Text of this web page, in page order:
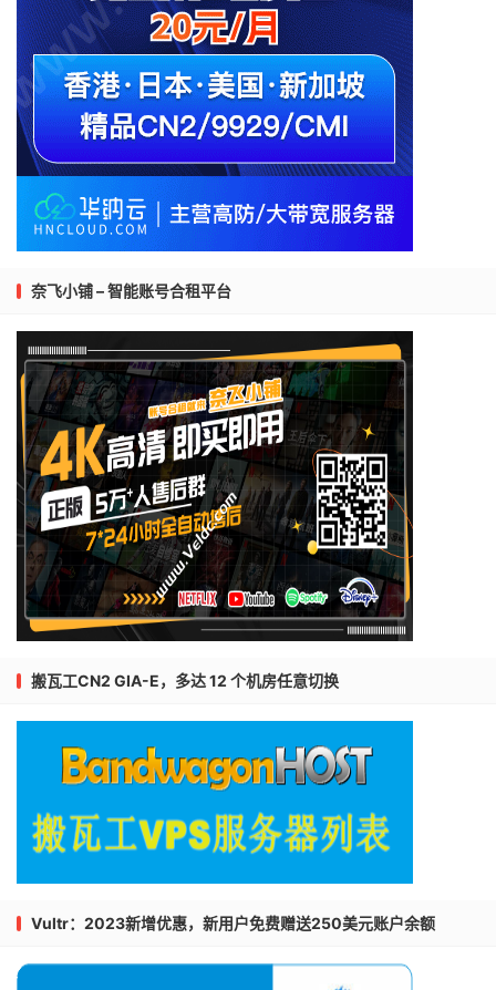
奈飞小铺 – 智能账号合租平台
搬瓦工CN2 GIA-E，多达 12 个机房任意切换
Vultr：2023新增优惠，新用户免费赠送250美元账户余额